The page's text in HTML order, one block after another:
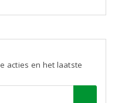
acties en het laatste